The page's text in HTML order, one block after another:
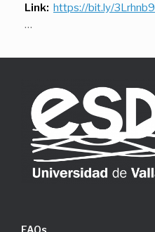
Link: https://bit.ly/3Lrhnb9
…
FAQs